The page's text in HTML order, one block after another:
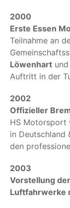
2000
Erste Essen
Teilnahme an
Löwenhart und
Auftritt in der
2002
Offizieller
HS
in Deutschland
den
2003
Vorstellung
Luftfahrwerke